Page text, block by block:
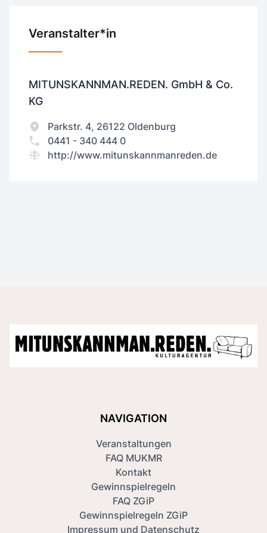
Veranstalter*in
MITUNSKANNMAN.REDEN. GmbH & Co.
KG
Parkstr. 4, 26122 Oldenburg
0441 - 340 444 0
http://www.mitunskannmanreden.de
NAVIGATION
Veranstaltungen
FAQ MUKMR
Kontakt
Gewinnspielregeln
FAQ ZGiP
Gewinnspielregeln ZGiP
Impressum und Datenschutz